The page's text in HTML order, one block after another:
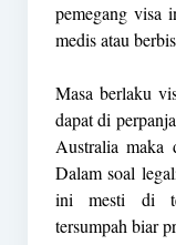
pemegang visa
medis atau
Masa berlaku
dapat di
Australia maka
Dalam soal
ini mesti di
tersumpah biar